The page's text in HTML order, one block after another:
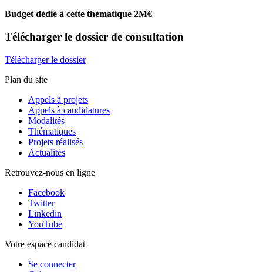
Budget dédié à cette thématique 2M€
Télécharger le dossier de consultation
Télécharger le dossier
Plan du site
Appels à projets
Appels à candidatures
Modalités
Thématiques
Projets réalisés
Actualités
Retrouvez-nous en ligne
Facebook
Twitter
Linkedin
YouTube
Votre espace candidat
Se connecter